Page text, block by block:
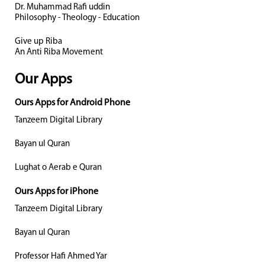
Dr. Muhammad Rafi uddin
Philosophy - Theology - Education
Give up Riba
An Anti Riba Movement
Our Apps
Ours Apps for Android Phone
Tanzeem Digital Library
Bayan ul Quran
Lughat o Aerab e Quran
Ours Apps for iPhone
Tanzeem Digital Library
Bayan ul Quran
Professor Hafi Ahmed Yar